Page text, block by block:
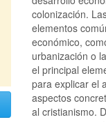
colonización.
elementos
económico,
urbanización o
el principal
para explicar el
aspectos
al cristianismo.